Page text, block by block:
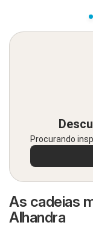
Procurando
As cadeias
Alhandra